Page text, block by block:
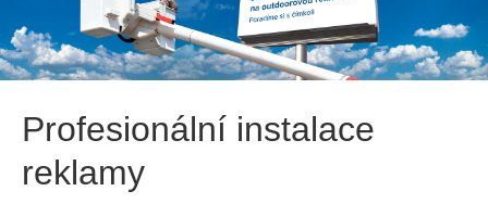
Profesionální instalace
reklamy